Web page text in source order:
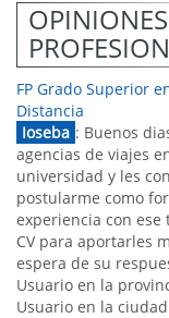
FP Grado Superior
Distancia
Ioseba : Buenos
agencias de viajes
universidad y les
postularme como
experiencia con
CV para aportarles
espera de su
Usuario en la
Usuario en la